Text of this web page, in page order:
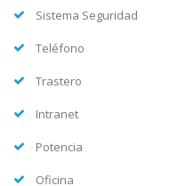
Sistema Seguridad
Teléfono
Trastero
Intranet
Potencia
Oficina